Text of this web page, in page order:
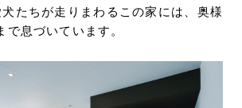
たちが走りまわるこの家には、奥様
で息づいています。